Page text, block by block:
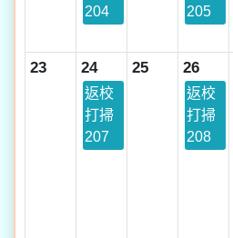
204
205
23 24
返校
打掃
207
25 26
返校
打掃
208